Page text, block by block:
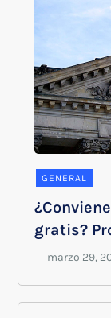
GENERAL
gratis?